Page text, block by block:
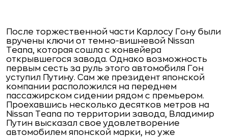
После торжественной части Карлосу Гону были
вручены ключи от темно-вишневой Nissan
Teana, которая сошла с конвейера
открывшегося завода. Однако возможность
первым сесть за руль этого автомобиля Гон
уступил Путину. Сам же президент японской
компании расположился на переднем
пассажирском сидении рядом с премьером.
Проехавшись несколько десятков метров на
Nissan Teana по территории завода, Владимир
Путин высказал свое удовлетворение
автомобилем японской марки, но уже